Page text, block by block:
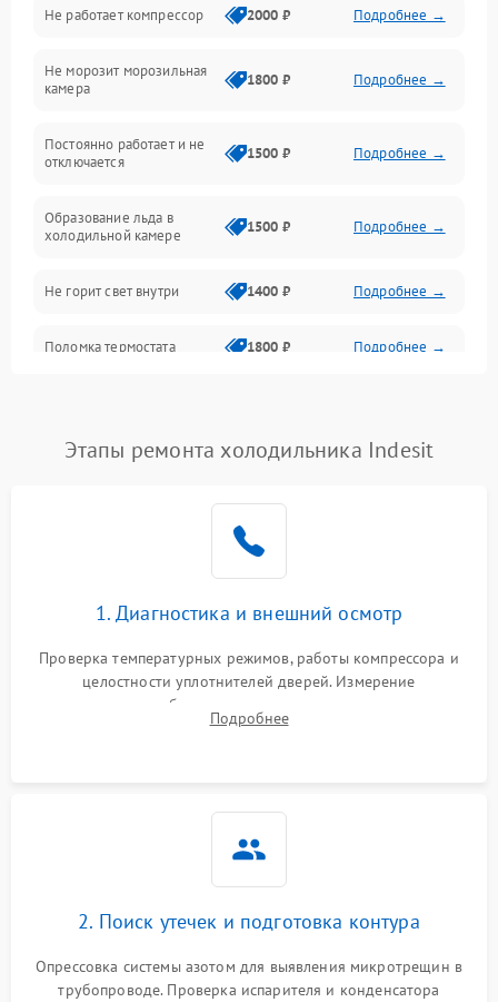
Электропитание
Дренаж
Не работает компрессор 2000 ₽ Подробнее →
Не морозит морозильная
камера
1800 ₽ Подробнее →
Постоянно работает и не
отключается
1500 ₽ Подробнее →
Образование льда в
холодильной камере
1500 ₽ Подробнее →
Не горит свет внутри 1400 ₽ Подробнее →
Поломка термостата 1800 ₽ Подробнее →
Поломка системы No Frost 2600 ₽ Подробнее →
работе
2000 ₽ Подробнее →
1000 ₽
1800 ₽
Этапы ремонта холодильника Indesit
1. Диагностика и внешний осмотр
Проверка температурных режимов, работы компрессора и
целостности уплотнителей дверей. Измерение
сопротивления обмоток мотора, проверка термостата и
считывание кодов ошибок с электронного дисплея.
Подробнее
2. Поиск утечек и подготовка контура
Опрессовка системы азотом для выявления микротрещин в
трубопроводе. Проверка испарителя и конденсатора